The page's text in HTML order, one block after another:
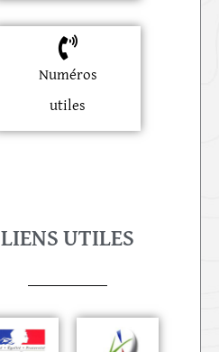
Numéros
utiles
LIENS UTILES